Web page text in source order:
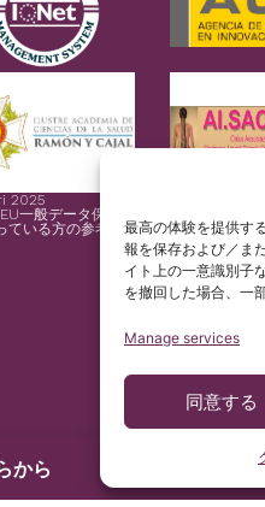
最高の体験を提供す
報を保存および／ま
イト上の一意識別子
を撤回した場合、一
Manage services
同意する
2025
一般データ保護規則(規則2016/679)に
いる方の参考のために、スペイン語
から